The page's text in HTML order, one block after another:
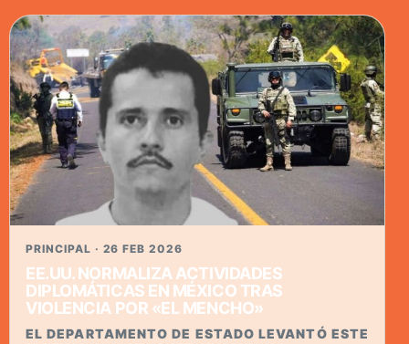
PRINCIPAL · 26 FEB 2026
EE.UU. NORMALIZA ACTIVIDADES
DIPLOMÁTICAS EN MÉXICO TRAS
VIOLENCIA POR «EL MENCHO»
EL DEPARTAMENTO DE ESTADO LEVANTÓ ESTE